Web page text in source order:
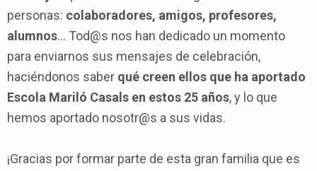
personas: colaboradores, amigos, profesores,
alumnos… Tod@s nos han dedicado un momento
para enviarnos sus mensajes de celebración,
haciéndonos saber qué creen ellos que ha aportado
Escola Mariló Casals en estos 25 años, y lo que
hemos aportado nosotr@s a sus vidas.
¡Gracias por formar parte de esta gran familia que es